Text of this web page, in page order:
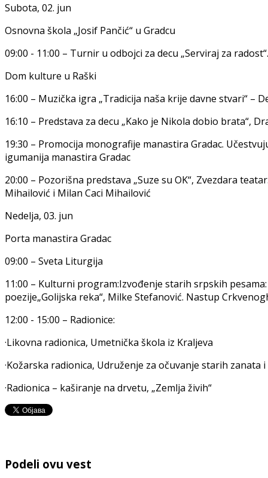
Subota, 02. jun
Osnovna škola „Josif Pančić“ u Gradcu
09:00 - 11:00 – Turnir u odbojci za decu „Serviraj za
Dom kulture u Raški
16:00 – Muzička igra „Tradicija naša krije davne stvari“ –
16:10 – Predstava za decu „Kako je Nikola dobio brata“,
19:30 – Promocija monografije manastira Gradac.
igumanija manastira Gradac
20:00 – Pozorišna predstava „Suze su OK“, Zvezdara
Mihailović i Milan Caci Mihailović
Nedelja, 03. jun
Porta manastira Gradac
09:00 – Sveta Liturgija
11:00 – Kulturni program:Izvođenje starih srpskih
poezije„Golijska reka“, Milke Stefanović. Nastup
12:00 - 15:00 – Radionice:
·Likovna radionica, Umetnička škola iz Kraljeva
·Kožarska radionica, Udruženje za očuvanje starih zanata
·Radionica – kaširanje na drvetu, „Zemlja živih“
Podeli ovu vest